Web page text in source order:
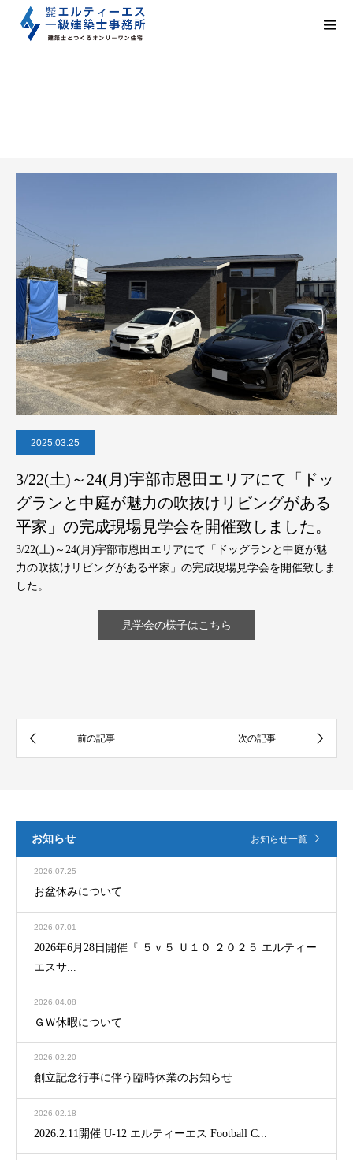
お知らせ 3/22(土)～24(月)宇部市恩田エリアにて「ドッグランと中庭が魅力の吹抜けリビングがある平家」の完成現場見学会を開催致しました。
2025.03.25
3/22(土)～24(月)宇部市恩田エリアにて「ドッ
グランと中庭が魅力の吹抜けリビングがある
平家」の完成現場見学会を開催致しました。
3/22(土)～24(月)宇部市恩田エリアにて「ドッグランと中庭が魅
力の吹抜けリビングがある平家」の完成現場見学会を開催致しま
した。
見学会の様子はこちら
お知らせ お知らせ一覧
2026.07.25
お盆休みについて
2026.07.01
2026年6月28日開催『 ５ｖ５ Ｕ１０ ２０２５ エルティー
エスサ...
2026.04.08
ＧＷ休暇について
2026.02.20
創立記念行事に伴う臨時休業のお知らせ
2026.02.18
2026.2.11開催 U-12 エルティーエス Football C...